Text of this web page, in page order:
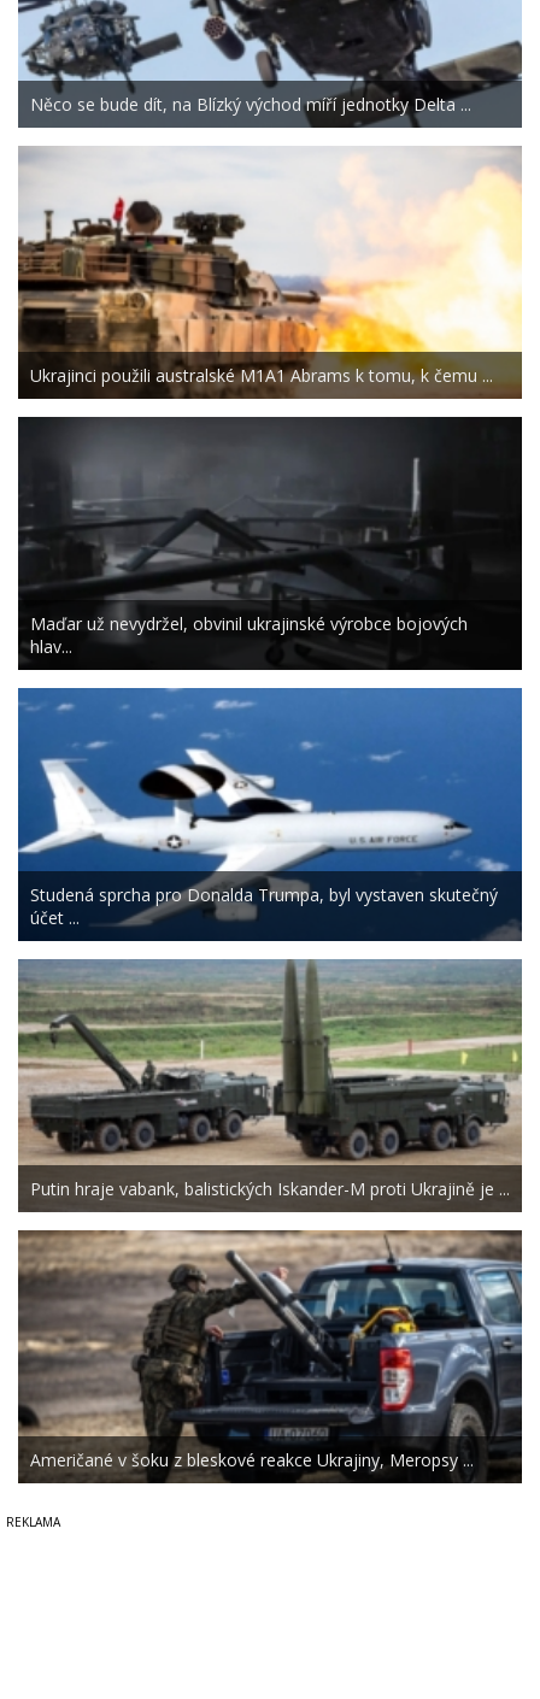
Něco se bude dít, na Blízký východ míří jednotky Delta ...
Ukrajinci použili australské M1A1 Abrams k tomu, k čemu ...
Maďar už nevydržel, obvinil ukrajinské výrobce bojových
hlav...
Studená sprcha pro Donalda Trumpa, byl vystaven skutečný
účet ...
Putin hraje vabank, balistických Iskander-M proti Ukrajině je ...
Američané v šoku z bleskové reakce Ukrajiny, Meropsy ...